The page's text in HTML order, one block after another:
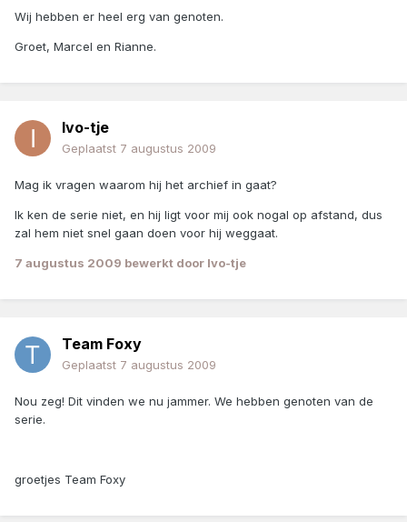
Wij hebben er heel erg van genoten.
Groet, Marcel en Rianne.
Ivo-tje
Geplaatst 7 augustus 2009
Mag ik vragen waarom hij het archief in gaat?
Ik ken de serie niet, en hij ligt voor mij ook nogal op afstand, dus
zal hem niet snel gaan doen voor hij weggaat.
7 augustus 2009 bewerkt door Ivo-tje
Team Foxy
Geplaatst 7 augustus 2009
Nou zeg! Dit vinden we nu jammer. We hebben genoten van de
serie.
groetjes Team Foxy